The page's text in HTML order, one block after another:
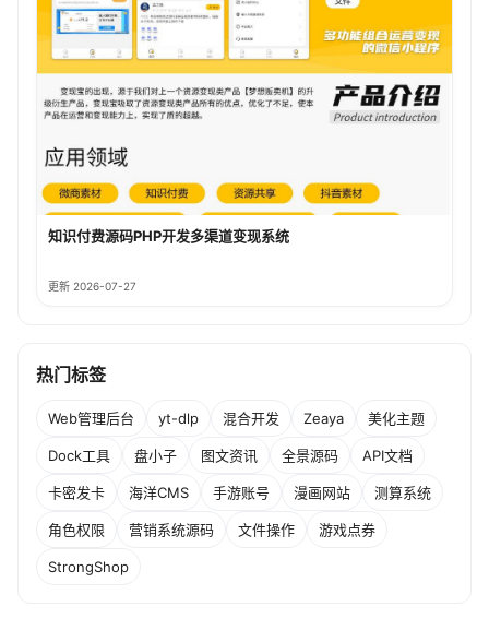
知识付费源码PHP开发多渠道变现系统
更新 2026-07-27
热门标签
Web管理后台 yt-dlp 混合开发 Zeaya 美化主题
Dock工具 盘小子 图文资讯 全景源码 API文档
卡密发卡 海洋CMS 手游账号 漫画网站 测算系统
角色权限 营销系统源码 文件操作 游戏点券
StrongShop